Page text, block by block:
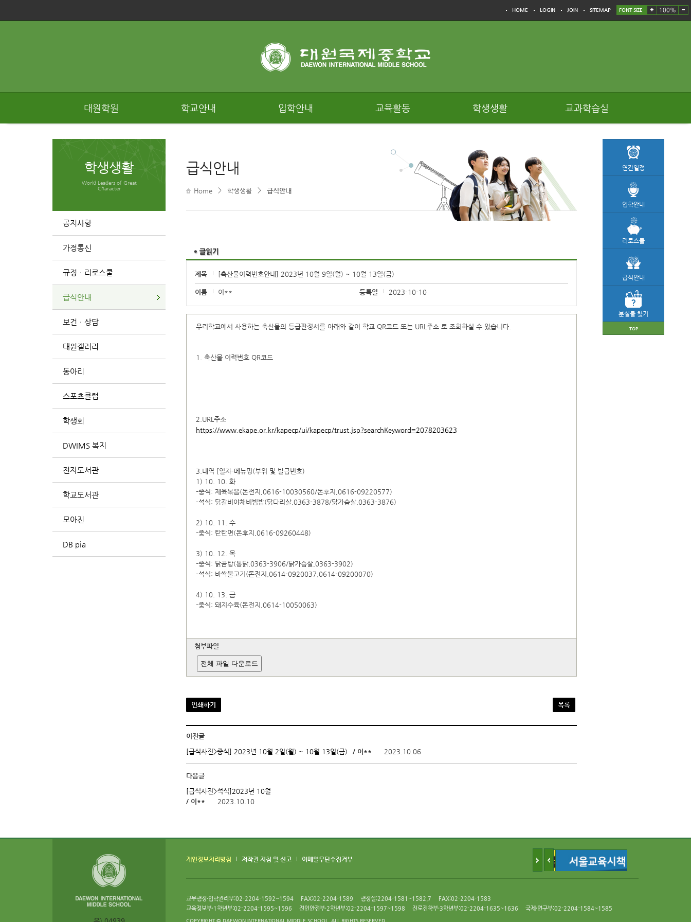
HOME LOGIN JOIN SITEMAP FONT SIZE 100%
대원학원 학교안내 입학안내 교육활동 학생생활 교과학습실
연간일정
입학안내
리로스쿨
급식안내
분실물 찾기
TOP
학생생활
World Leaders of Great
Character
공지사항
가정통신
규정ㆍ리로스쿨
급식안내
보건ㆍ상담
대원갤러리
동아리
스포츠클럽
학생회
DWIMS 복지
전자도서관
학교도서관
모아진
DB pia
급식안내
Home > 학생생활 > 급식안내
제목 [축산물이력번호안내] 2023년 10월 9일(월) ~ 10월 13일(금)
이름 이** 등록일 2023-10-10
우리학교에서 사용하는 축산물의 등급판정서를 아래와 같이 학교 QR코드 또는 URL주소 로 조회하실 수 있습니다.
1. 축산물 이력번호 QR코드
2.URL주소
https://www.ekape.or.kr/kapecp/ui/kapecp/trust.jsp?searchKeyword=2078203623
3.내역 [일자-메뉴명(부위 및 발급번호)
1) 10. 10. 화
-중식: 제육볶음(돈전지,0616-10030560/돈후지,0616-09220577)
-석식: 닭갈비야채비빔밥(닭다리살,0363-3878/닭가슴살,0363-3876)
2) 10. 11. 수
-중식: 탄탄면(돈후지,0616-09260448)
3) 10. 12. 목
-중식: 닭곰탕(통닭,0363-3906/닭가슴살,0363-3902)
-석식: 바싹불고기(돈전지,0614-0920037,0614-09200070)
4) 10. 13. 금
-중식: 돼지수육(돈전지,0614-10050063)
첨부파일
전체 파일 다운로드
인쇄하기 목록
이전글
[급식사진>중식] 2023년 10월 2일(월) ~ 10월 13일(금) / 이** 2023.10.06
다음글
[급식사진>석식]2023년 10월
/ 이**
2023.10.10
개인정보처리방침 저작권 지침 및 신고 이메일무단수집거부
교무행정·입학관리부:02-2204-1592~1594 FAX:02-2204-1589 행정실:2204-1581~1582.7
FAX:02-2204-1583
교육정보부·1학년부:02-2204-1595~1596
전인안전부·2학년부:02-2204-1597~1598 진로진학부·3학년부:02-2204-1635~1636 국제·연구부:02-2204-1584~1585
COPYRIGHT © DAEWON INTERNATIONAL MIDDLE SCHOOL. ALL RIGHTS RESERVED.